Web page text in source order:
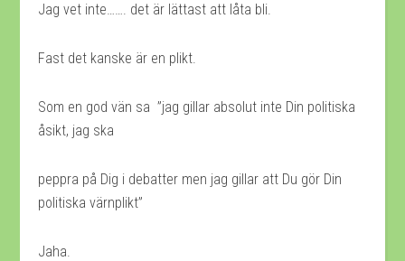
Jag vet inte……. det är lättast att låta bli.
Fast det kanske är en plikt.
Som en god vän sa ”jag gillar absolut inte Din politiska
åsikt, jag ska
peppra på Dig i debatter men jag gillar att Du gör Din
politiska värnplikt”
Jaha.